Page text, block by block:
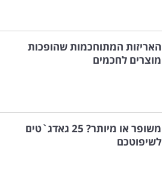
האריזות המתוחכמות שהופכות
מוצרים לחכמים
משופר או מיותר? 25 גאדג`טים
לשיפוטכם